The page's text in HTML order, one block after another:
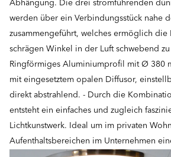
Abhängung. Die drei stromführenden
werden über ein Verbindungsstück nahe
zusammengeführt, welches ermöglich die
schrägen Winkel in der Luft schwebend
Ringförmiges Aluminiumprofil mit Ø 380
mit eingesetztem opalen Diffusor,
direkt abstrahlend. - Durch die
entsteht ein einfaches und zugleich
Lichtkunstwerk. Ideal um im privaten
Aufenthaltsbereichen im Unternehmen